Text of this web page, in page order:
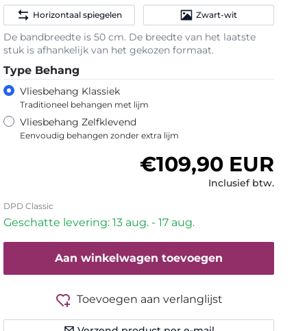
Horizontaal spiegelen Zwart-wit
De bandbreedte is 50 cm. De breedte van het laatste
stuk is afhankelijk van het gekozen formaat.
Type Behang
Vliesbehang Klassiek
Traditioneel behangen met lijm
Vliesbehang Zelfklevend
Eenvoudig behangen zonder extra lijm
Normale prijs
€109,90 EUR
Inclusief btw.
DPD Classic
Geschatte levering: 13 aug. - 17 aug.
Aan winkelwagen toevoegen
Toevoegen aan verlanglijst